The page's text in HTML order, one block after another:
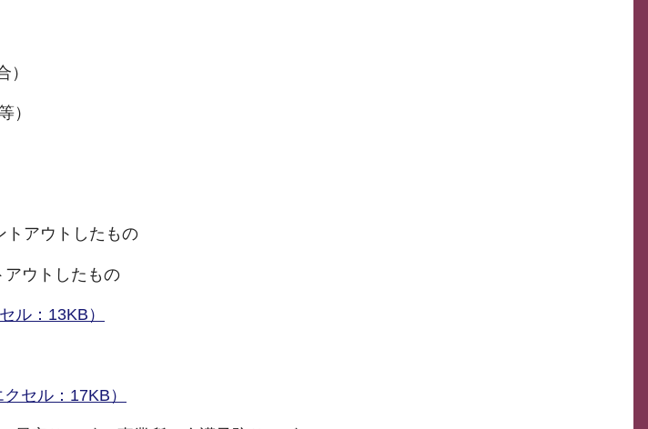
）
トアウトしたもの
アウトしたもの
ル：13KB）
セル：17KB）